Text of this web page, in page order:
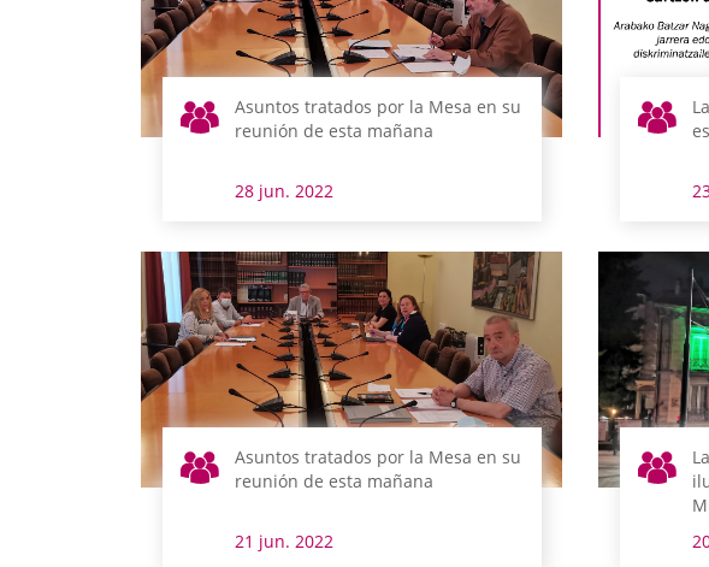
Asuntos tratados por la Mesa en su
reunión de esta mañana
28 jun. 2022
Asuntos tratados por la Mesa en su
reunión de esta mañana
21 jun. 2022